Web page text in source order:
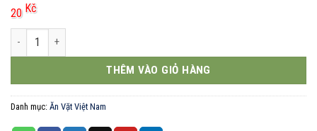
20 Kč
Hằng Đại snack mèo yêu cá 26g số lượng
THÊM VÀO GIỎ HÀNG
Danh mục: Ăn Vặt Việt Nam